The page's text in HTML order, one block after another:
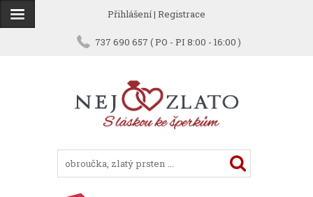
Přihlášení| Registrace
737 690 657 ( PO - PI 8:00 - 16:00 )